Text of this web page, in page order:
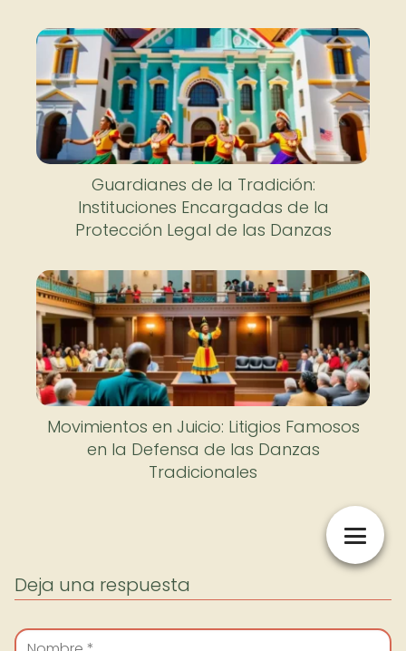
Guardianes de la Tradición:
Instituciones Encargadas de la
Protección Legal de las Danzas
Movimientos en Juicio: Litigios Famosos
en la Defensa de las Danzas
Tradicionales
Deja una respuesta